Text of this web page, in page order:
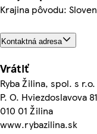
Krajina pôvodu:
Kontaktná adresa
Vrátiť
Ryba Žilina, spol. s r.o.
P. O. Hviezdoslavova
010 01 Žilina
www.rybazilina.sk